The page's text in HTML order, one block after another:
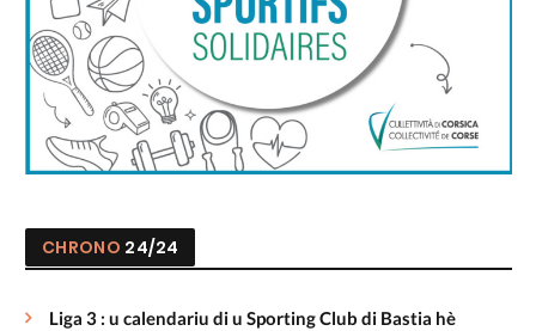
CHRONO 24/24
Liga 3 : u calendariu di u Sporting Club di Bastia hè